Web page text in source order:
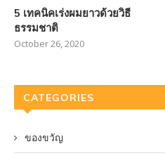
5 เทคนิคเร่งผมยาวด้วยวิธี
ธรรมชาติ
October 26, 2020
CATEGORIES
ของขวัญ